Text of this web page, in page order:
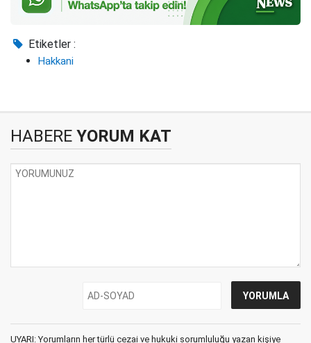
Etiketler :
Hakkani
HABERE YORUM KAT
UYARI: Yorumların her türlü cezai ve hukuki sorumluluğu yazan kişiye